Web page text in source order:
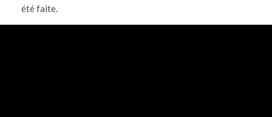
été faite.